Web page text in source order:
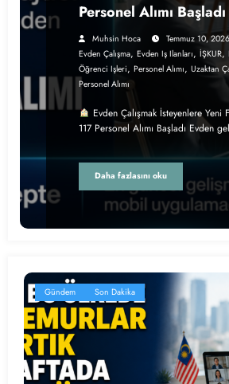
Personel Alımı Başladı
Muhsin Hoca Temmuz 10, 2026
Evden Çalışma, Evden Iş Ilanları, İŞKUR,
Öğrenci Işleri, Personel Alımı, Uzaktan
Personel Alımı
Evden Çalışmak İsteyenlere Yeni
117 Personel Alımı Başladı Evden
Daha fazlasını oku
Gündem Son Dakika